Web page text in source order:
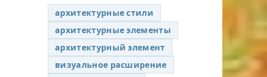
архитектурные стили
архитектурные элементы
архитектурный элемент
визуальное расширение